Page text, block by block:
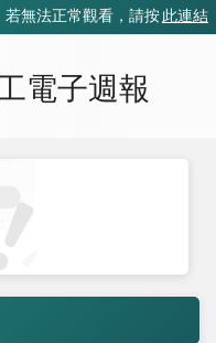
若無法正常觀看，請按 此連結
電子週報